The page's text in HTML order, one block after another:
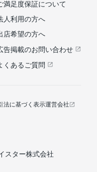
満足度保証について
人利用の方へ
店希望の方へ
告掲載のお問い合わせ
くあるご質問
法に基づく表示運営会社
スター株式会社